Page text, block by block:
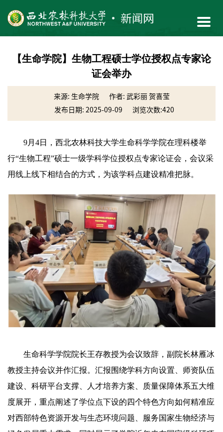
【生命学院】生物工程硕士学位授权点专家论
证会举办
来源: 生命学院
作者: 武彩丽 贺喜莹
发布日期: 2025-09-09
浏览次数:420
9月4日，西北农林科技大学生命科学学院在理科楼举
行“生物工程”硕士一级学科学位授权点专家论证会，会议采
用线上线下相结合的方式，为该学科点建设精准把脉。
生命科学学院院长王存教授为会议致辞，副院长林雁冰
教授主持会议并作汇报。汇报围绕学科方向设置、师资队伍
建设、科研平台支撑、人才培养方案、质量保障体系五大维
度展开，重点阐述了学位点下设的四个特色方向如何精准应
对西部特色资源开发与生态环境问题、服务国家生物经济与